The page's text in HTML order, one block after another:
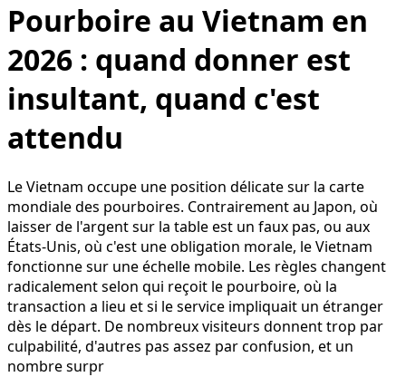
Pourboire au Vietnam en
2026 : quand donner est
insultant, quand c'est
attendu
Le Vietnam occupe une position délicate sur la carte
mondiale des pourboires. Contrairement au Japon, où
laisser de l'argent sur la table est un faux pas, ou aux
États-Unis, où c'est une obligation morale, le Vietnam
fonctionne sur une échelle mobile. Les règles changent
radicalement selon qui reçoit le pourboire, où la
transaction a lieu et si le service impliquait un étranger
dès le départ. De nombreux visiteurs donnent trop par
culpabilité, d'autres pas assez par confusion, et un
nombre surpr